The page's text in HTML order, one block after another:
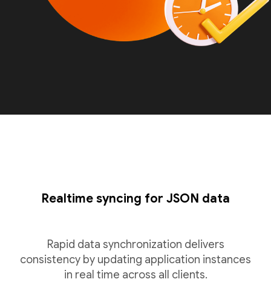
Realtime syncing for JSON data
Rapid data synchronization delivers
consistency by updating application instances
in real time across all clients.